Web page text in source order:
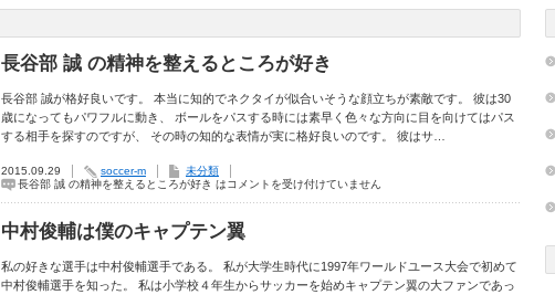
長谷部 誠 の精神を整えるところが好き
長谷部 誠が格好良いです。 本当に知的でネクタイが似合いそうな顔立ちが素敵です。 彼は30
歳になってもパワフルに動き、 ボールをパスする時には素早く色々な方向に目を向けてはパス
する相手を探すのですが、 その時の知的な表情が実に格好良いのです。 彼はサ…
2015.09.29 soccer-m
未分類
長谷部 誠 の精神を整えるところが好き はコメントを受け付けていません
中村俊輔は僕のキャプテン翼
私の好きな選手は中村俊輔選手である。 私が大学生時代に1997年ワールドユース大会で初めて
中村俊輔選手を知った。 私は小学校４年生からサッカーを始めキャプテン翼の大ファンであっ